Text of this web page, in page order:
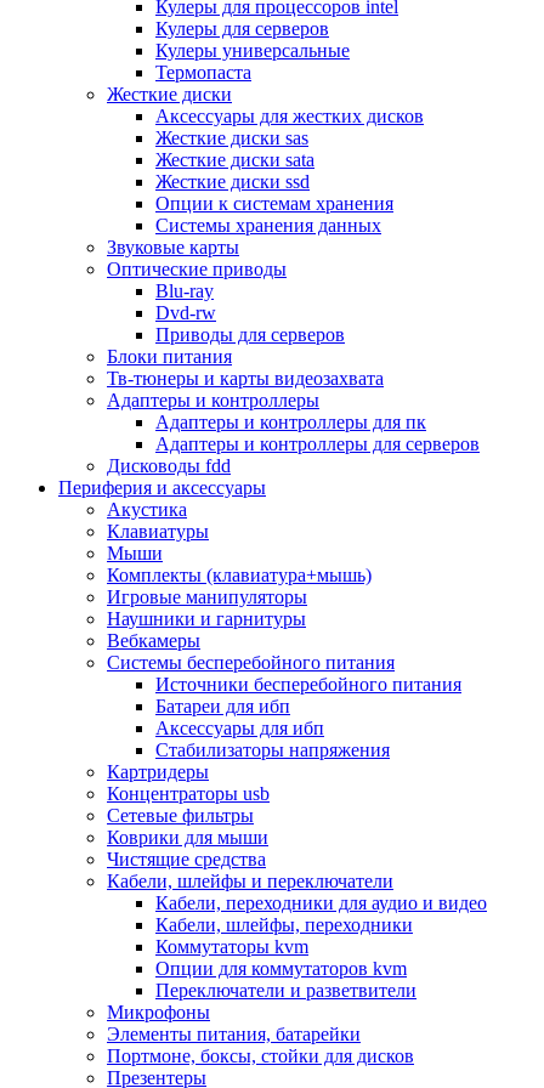
Микрофоны
Элементы питания, батарейки
Портмоне, боксы, стойки для дисков
Презентеры
Виртуальные очки
Аксессуары и опции для ноутбуков
Клавиатуры для ноутбуков
Сумки
Адаптеры и зарядные устройства
Подставки
Док станции, порт репликаторы
Батареи
Разное
Носители информации
Внешние жесткие диски
Карты памяти
Оптические носители
Blu-ray
Cd-r
Cd-rw
Dvd-r
Dvdrw
Серверы
Программное обеспечение
Операционные системы
Антивирусное по
Офисные приложения
Неттопы, тонкие клиенты, платформы nuc
Микрокомпьютеры
Опции для компьютеров
Бытовая техника
Кухонная техника
Блендеры, измельчители
Блинницы
Вакуумные упаковщики
Весы кухонные
Гриль
Дистилляторы
Йогуртницы
Кофеварки и кофемашины
Кофемолки
Кухонные комбайны
Ломтерезки
Микроволновые печи
Миксеры
Мини-печи
Мойки
Мультиварки
Кулеры для процессоров intel
Кулеры для серверов
Кулеры универсальные
Термопаста
Жесткие диски
Аксессуары для жестких дисков
Жесткие диски sas
Жесткие диски sata
Жесткие диски ssd
Опции к системам хранения
Системы хранения данных
Звуковые карты
Оптические приводы
Blu-ray
Dvd-rw
Приводы для серверов
Блоки питания
Тв-тюнеры и карты видеозахвата
Адаптеры и контроллеры
Адаптеры и контроллеры для пк
Адаптеры и контроллеры для серверов
Дисководы fdd
Периферия и аксессуары
Акустика
Клавиатуры
Мыши
Комплекты (клавиатура+мышь)
Игровые манипуляторы
Наушники и гарнитуры
Вебкамеры
Системы бесперебойного питания
Источники бесперебойного питания
Батареи для ибп
Аксессуары для ибп
Стабилизаторы напряжения
Картридеры
Концентраторы usb
Сетевые фильтры
Коврики для мыши
Чистящие средства
Кабели, шлейфы и переключатели
Кабели, переходники для аудио и видео
Кабели, шлейфы, переходники
Коммутаторы kvm
Опции для коммутаторов kvm
Переключатели и разветвители
Микрофоны
Элементы питания, батарейки
Портмоне, боксы, стойки для дисков
Презентеры